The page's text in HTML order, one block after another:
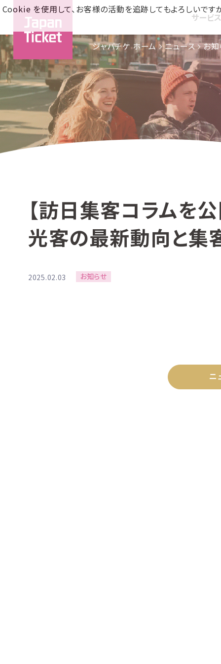
サービ
ジャパチケ ホーム ニュース お
【訪日集客コラムを
光客の最新動向と集
2025.02.03 お知らせ
ニ
Cookie を使用して、お客様の活動を追跡してもよろしいで